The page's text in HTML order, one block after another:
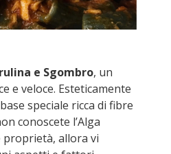
e Sgombro, un
e veloce. Esteticamente
speciale ricca di fibre
conoscete l’Alga
allora vi